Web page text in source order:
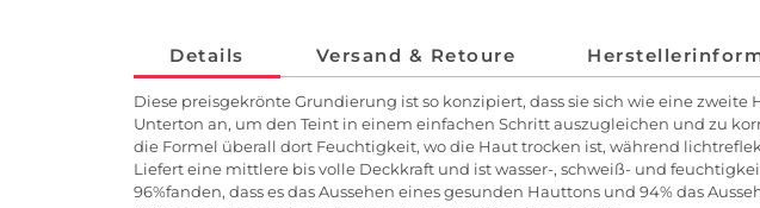
Details Versand & Retoure
Diese preisgekrönte Grundierung ist so konzipiert, dass sie sich wie eine
Unterton an, um den Teint in einem einfachen Schritt auszugleichen und zu
die Formel überall dort Feuchtigkeit, wo die Haut trocken ist, während
Liefert eine mittlere bis volle Deckkraft und ist wasser-, schweiß- und
96%fanden, dass es das Aussehen eines gesunden Hauttons und 94% das